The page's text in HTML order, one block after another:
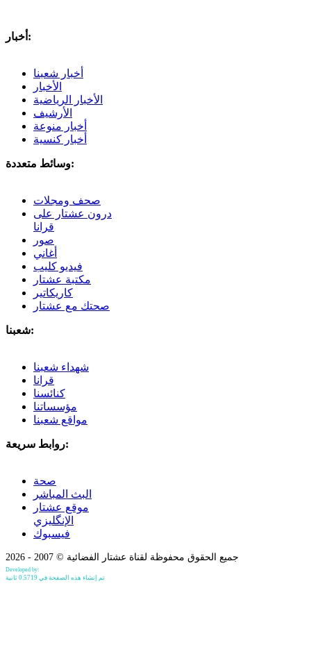
أخبار:
أخبار شعبنا
الأخبار
الأخبار الرياضية
الأرشيف
أخبار منوعة
أخبار كنسية
وسائط متعددة:
صحف ومجلات
درون عشتار على
قرانا
صور
أغاني
فيديو كليب
مكتبة عشتار
كاريكاتير
صحتك مع عشتار
شعبنا:
شهداء شعبنا
قرانا
كنائسنا
مؤسساتنا
مواقع شعبنا
روابط سريعة:
صحة
البث المباشر
موقع عشتار
الإنگليزي
فيسبوك
جميع الحقوق محفوظة لقناة عشتار الفضائية © 2007 - 2026
Developed by:
تم إنشاء هذه الصفحة في 0.5719 ثانية